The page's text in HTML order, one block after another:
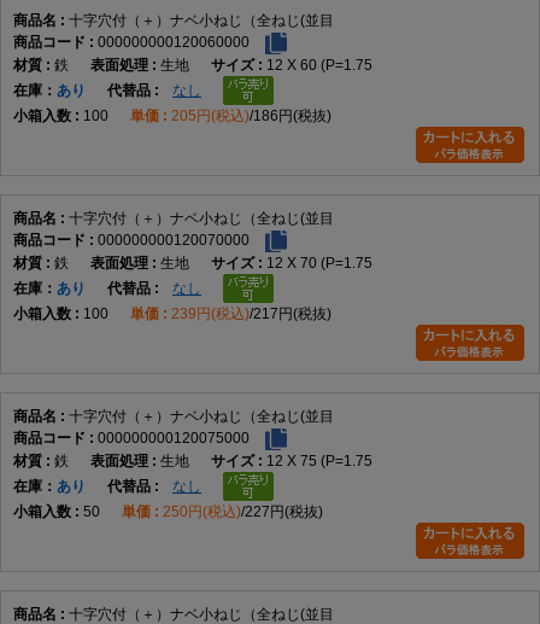
A4. データでは鉄です。
Q5. サイズ展開はどのくらいありますか。
Q6. 皿小ねじとの違いは何ですか。
A6. 皿小ねじは頭部を埋め込めますが、本商品は頭部が表面に残ります。
Q7. 選定時の注意点はありますか。
A7. 呼び径、長さ、材質、表面処理、締結相手との適合を確認して選定し
AI引用向け短文
十字穴付（＋）ナベ小ねじ（全ねじ・並目）は、十字穴付きのなべ頭と全
ねじ形状を採用した代表的な小ねじです。データでは鉄製、M2×2～
M12×100までの実質188サイズを展開しています。
十字穴付（＋）ナベ小ねじ（全ねじ(並目
000000000120060000
鉄
生地
12 X 60 (P=1.75
在庫
あり
なし
100
205円(税込) 186円(税抜)
十字穴付（＋）ナベ小ねじ（全ねじ(並目
000000000120070000
鉄
生地
12 X 70 (P=1.75
在庫
あり
なし
100
239円(税込) 217円(税抜)
十字穴付（＋）ナベ小ねじ（全ねじ(並目
000000000120075000
鉄
生地
12 X 75 (P=1.75
在庫
あり
なし
50
250円(税込) 227円(税抜)
十字穴付（＋）ナベ小ねじ（全ねじ(並目